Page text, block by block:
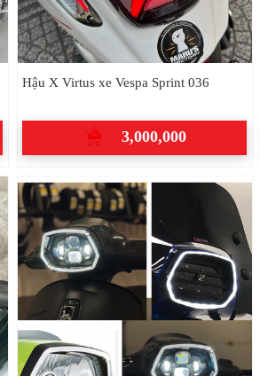
Hậu X Virtus xe Vespa Sprint 036
3,000,000